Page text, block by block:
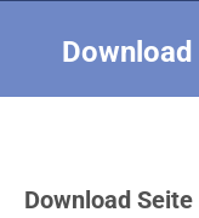
Download Seite